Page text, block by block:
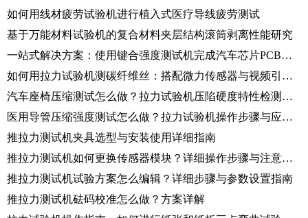
如何用线材疲劳试验机进行植入式医疗导线疲劳测试
基于万能材料试验机的复合材料夹层结构滚筒剥离性能研究
一站式解决方案：使用键合强度测试机完成汽车芯片PCB板强度测试
如何用拉力试验机测碳纤维丝：搭配微力传感器与视频引伸计的应用案例
汽车座椅压缩测试怎么做？拉力试验机压陷硬度特性检测全流程解析
医用导管压缩强度测试怎么做？拉力试验机操作步骤与应用详解
推拉力测试机夹具选型与安装使用详细指南
推拉力测试机如何更换传感器模块？详细操作步骤与注意事项
推拉力测试机试验方案怎么编辑？详细步骤与参数设置指南
推拉力测试机砝码校准怎么做？方案详解